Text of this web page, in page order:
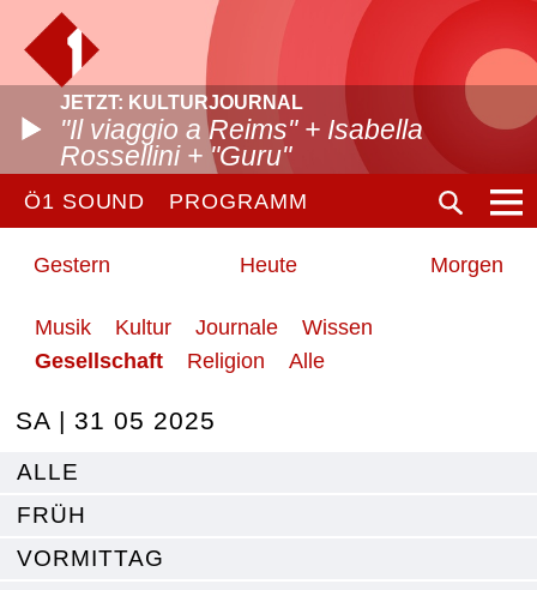
JETZT: KULTURJOURNAL
"Il viaggio a Reims" + Isabella
Rossellini + "Guru"
Ö1 SOUND PROGRAMM
Gestern Heute Morgen
Musik Kultur Journale
Wissen
Gesellschaft
Religion Alle
SA | 31 05 2025
ALLE
FRÜH
VORMITTAG